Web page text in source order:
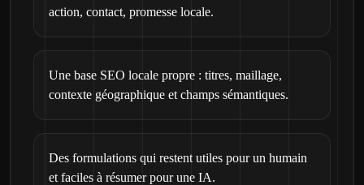
action, contact, promesse locale.
Une base SEO locale propre : titres, maillage,
contexte géographique et champs sémantiques.
Des formulations qui restent utiles pour un humain
et faciles à résumer pour une IA.